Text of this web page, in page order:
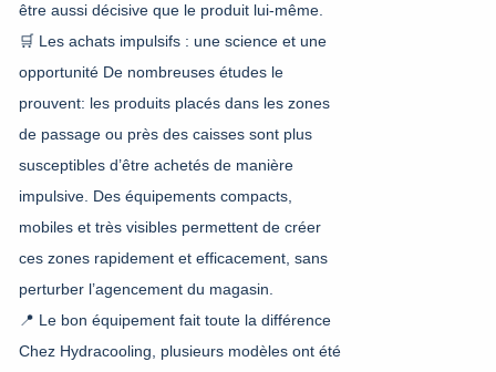
être aussi décisive que le produit lui-même.
🛒 Les achats impulsifs : une science et une
opportunité De nombreuses études le
prouvent: les produits placés dans les zones
de passage ou près des caisses sont plus
susceptibles d’être achetés de manière
impulsive. Des équipements compacts,
mobiles et très visibles permettent de créer
ces zones rapidement et efficacement, sans
perturber l’agencement du magasin.
📍 Le bon équipement fait toute la différence
Chez Hydracooling, plusieurs modèles ont été